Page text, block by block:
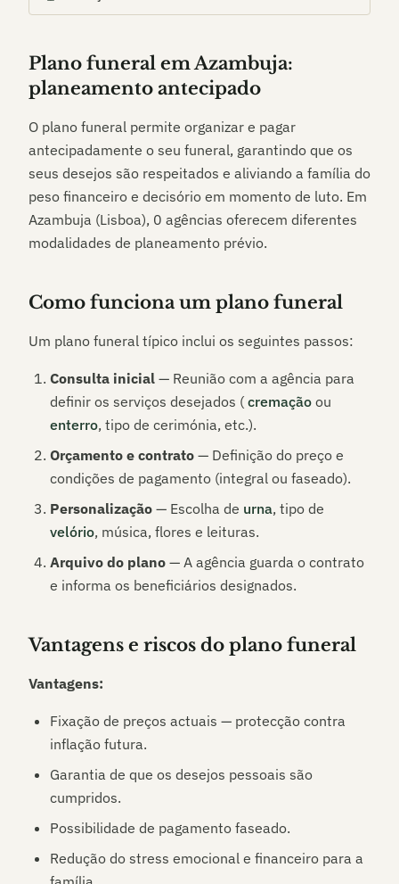
Plano funeral emAzambuja:
planeamento antecipado
O plano funeral permite organizar e pagar
antecipadamente o seu funeral, garantindo que os
seus desejos são respeitados e aliviando a família do
peso financeiro e decisório em momento de luto. Em
Azambuja (Lisboa), 0 agências oferecem diferentes
modalidades de planeamento prévio.
Como funciona um plano funeral
Um plano funeral típico inclui os seguintes passos:
Consulta inicial — Reunião com a agência para
definir os serviços desejados ( cremação ou
enterro, tipo de cerimónia, etc.).
Orçamento e contrato — Definição do preço e
condições de pagamento (integral ou faseado).
Personalização — Escolha de urna, tipo de
velório, música, flores e leituras.
Arquivo do plano — A agência guarda o contrato
e informa os beneficiários designados.
Vantagens e riscos do plano funeral
Vantagens:
Fixação de preços actuais — protecção contra
inflação futura.
Garantia de que os desejos pessoais são
cumpridos.
Possibilidade de pagamento faseado.
Redução do stress emocional e financeiro para a